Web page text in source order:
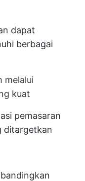
dapat
berbagai
melalui
kuat
pemasaran
ditargetkan